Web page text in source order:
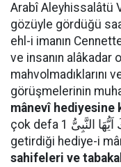
Arabî Aleyhissalâtü
gözüyle gördüğü
ehl-i imanın
ve insanın alâkadar
mahvolmadıklarını
görüşmelerinin
mânevî hediyesine
çok defa اَلسَّلاَمُ عَلَيْكَ اَيُّهَا النَّبِىُّ 1 dediği gibi, onun da
getirdiği hediye-i
sahifeleri ve